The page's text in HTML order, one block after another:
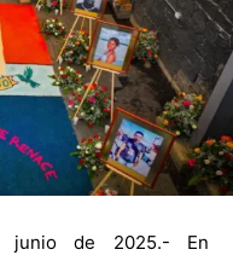
junio de 2025.- En